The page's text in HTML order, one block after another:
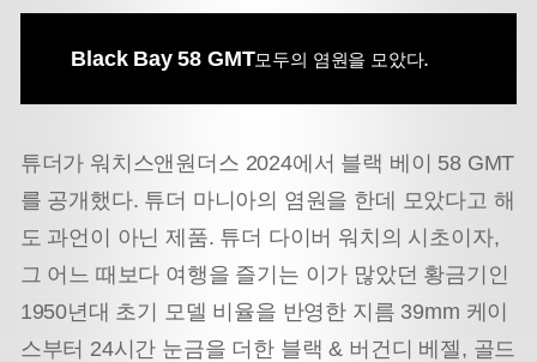
Black Bay 58 GMT모두의 염원을 모았다.
튜더가 워치스앤원더스 2024에서 블랙 베이 58 GMT
를 공개했다. 튜더 마니아의 염원을 한데 모았다고 해
도 과언이 아닌 제품. 튜더 다이버 워치의 시초이자,
그 어느 때보다 여행을 즐기는 이가 많았던 황금기인
1950년대 초기 모델 비율을 반영한 지름 39mm 케이
스부터 24시간 눈금을 더한 블랙 & 버건디 베젤, 골드